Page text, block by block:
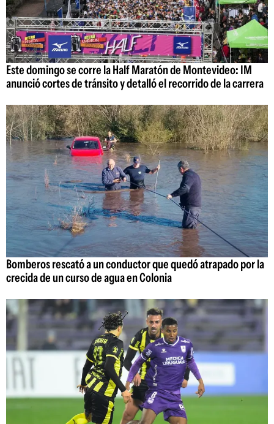
Este domingo se corre la Half Maratón de Montevideo: IM
anunció cortes de tránsito y detalló el recorrido de la carrera
Bomberos rescató a un conductor que quedó atrapado por la
crecida de un curso de agua en Colonia